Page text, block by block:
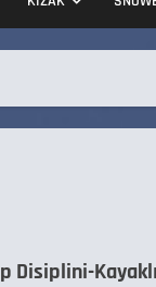
Disiplini-